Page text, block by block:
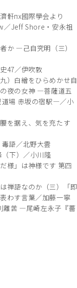
骭пx國際學会より
／Jeff Shore・安永祖
か ―己自究明（三）
47／伊吹敦
）白繒をひらめかせ自
夜の女神 ―菩薩道五
道場 赤坂の宿駅―／小
を据え、気を充たす
語／北野大雲
下）／小川隆
様」は神様です 第四
禅語なのか（三）「即
わす言葉／加藤一寧
離苦 ―尾崎左永子『薔